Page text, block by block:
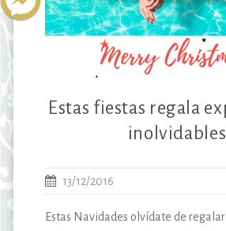
Estas fiestas regala
inolvidables
13/12/2016
Estas Navidades olvídate de regalar